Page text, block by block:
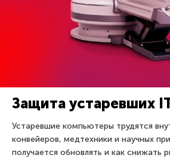
Защита устаревших
Устаревшие компьютеры трудятся
конвейеров, медтехники и научных
получается обновлять и как снижать